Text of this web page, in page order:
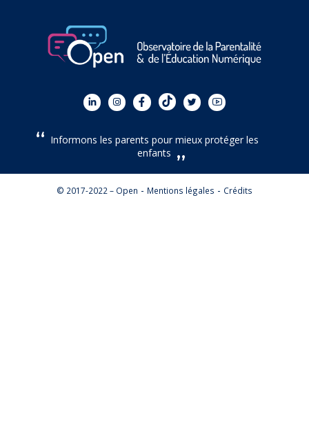
Informons les parents pour mieux protéger les
enfants
© 2017-2022 – Open Mentions légales Crédits